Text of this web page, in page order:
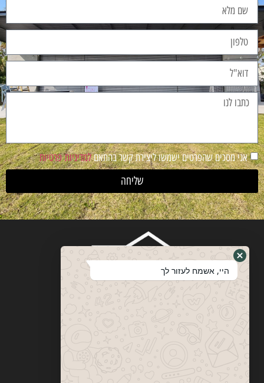
אני מסכים שהפרטים ישמשו ליצירת קשר בהתאםלמדיניות פרטיות
שליחה
היי, אשמח לעזור לך